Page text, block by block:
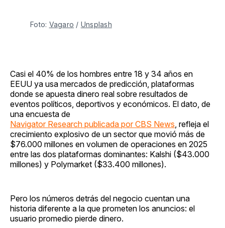
Foto: Vagaro / Unsplash
Casi el 40% de los hombres entre 18 y 34 años en
EEUU ya usa mercados de predicción, plataformas
donde se apuesta dinero real sobre resultados de
eventos políticos, deportivos y económicos. El dato, de
una encuesta de
Navigator Research publicada por CBS News , refleja el
crecimiento explosivo de un sector que movió más de
$76.000 millones en volumen de operaciones en 2025
entre las dos plataformas dominantes: Kalshi ($43.000
millones) y Polymarket ($33.400 millones).
Pero los números detrás del negocio cuentan una
historia diferente a la que prometen los anuncios: el
usuario promedio pierde dinero.